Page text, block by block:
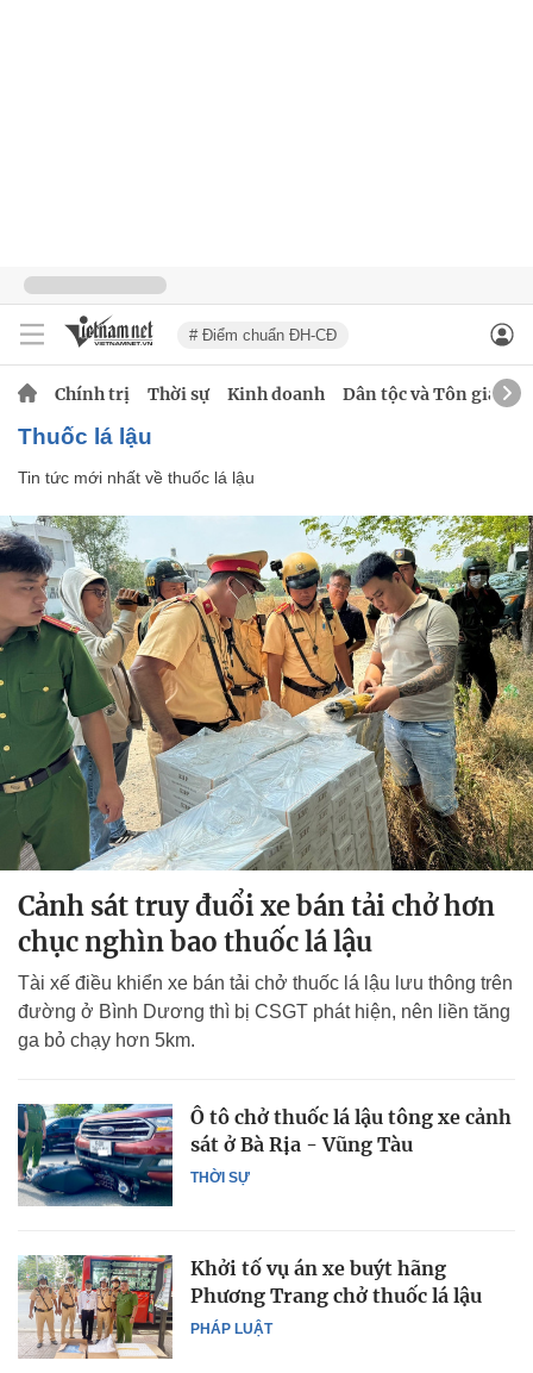
# Điểm chuẩn ĐH-CĐ
Chính trị Thời sự Kinh doanh Dân tộc và Tôn giáo
thuốc lá lậu
Tin tức mới nhất về thuốc lá lậu
Cảnh sát truy đuổi xe bán tải chở hơn
chục nghìn bao thuốc lá lậu
Tài xế điều khiển xe bán tải chở thuốc lá lậu lưu thông trên
đường ở Bình Dương thì bị CSGT phát hiện, nên liền tăng
ga bỏ chạy hơn 5km.
THỜI SỰ
Ô tô chở thuốc lá lậu tông xe cảnh
sát ở Bà Rịa - Vũng Tàu
PHÁP LUẬT
Khởi tố vụ án xe buýt hãng
Phương Trang chở thuốc lá lậu